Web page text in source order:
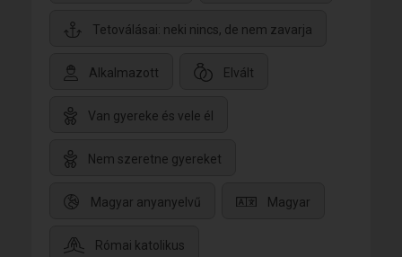
Tetoválásai: neki nincs, de nem zavarja
Alkalmazott Elvált
Van gyereke és vele él
Nem szeretne gyereket
Magyar anyanyelvű Magyar
Római katolikus